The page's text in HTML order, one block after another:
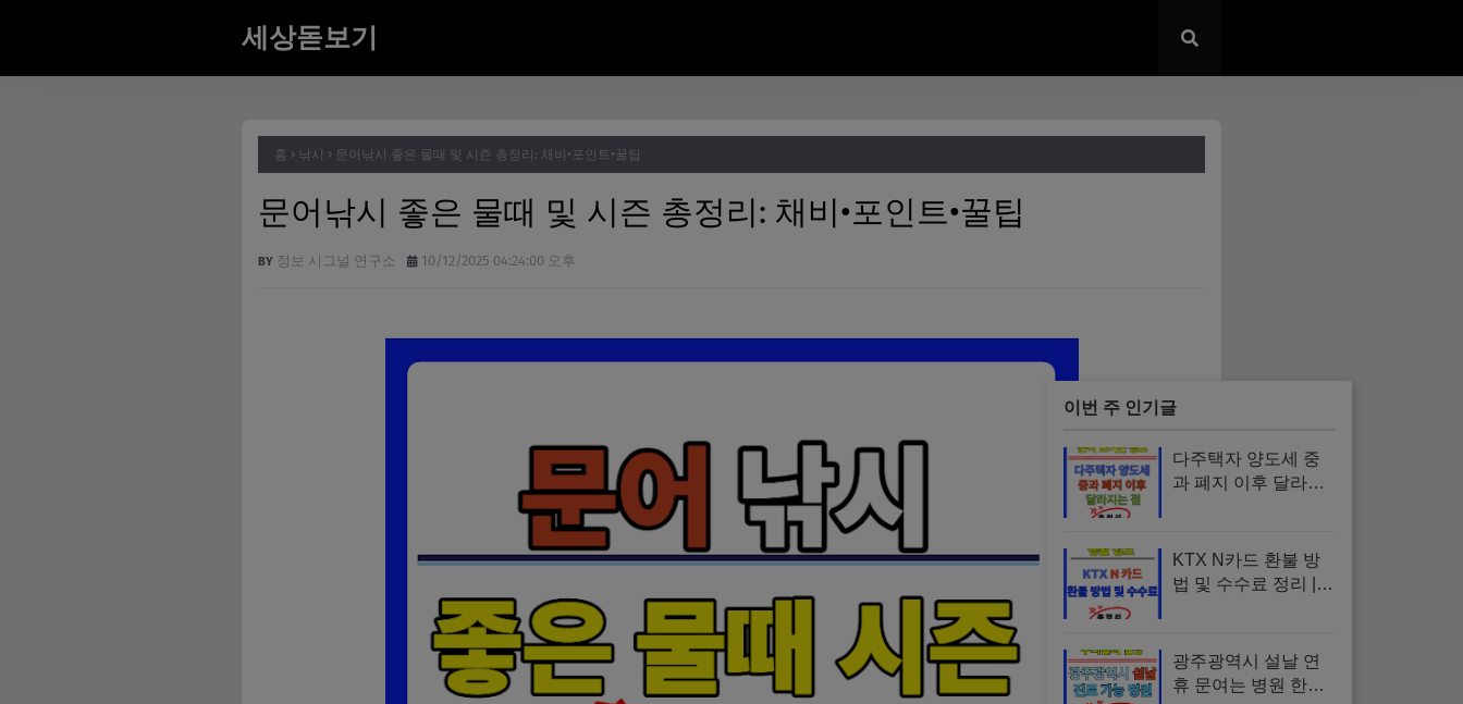
세상돋보기
홈 낚시 문어낚시 좋은 물때 및 시즌 총정리: 채비•포인트•꿀팁
문어낚시 좋은 물때 및 시즌 총정리: 채비•포인트•꿀팁
정보 시그널 연구소 10/12/2025 04:24:00 오후
이번 주 인기글
다주택자 양도세 중
과 폐지 이후 달라지
행일, 매도 타이밍, 세
금 계산
KTX N카드 환불 방
법 및 수수료 정리 |
내
광주광역시 설날 연
휴 문여는 병원 한눈